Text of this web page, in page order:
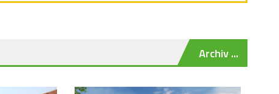
Archiv ...